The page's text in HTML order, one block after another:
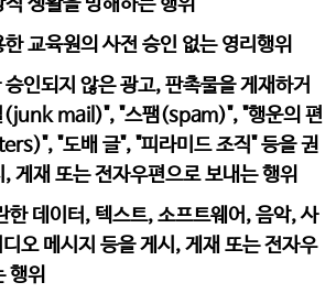
생활을 방해하는 행위
교육원의 사전 승인 없는 영리행위
인되지 않은 광고, 판촉물을 게재하거
(junk mail)", "스팸(spam)", "행운의 편
"도배 글", "피라미드 조직" 등을 권
게재 또는 전자우편으로 보내는 행위
한 데이터, 텍스트, 소프트웨어, 음악, 사
오 메시지 등을 게시, 게재 또는 전자우
행위